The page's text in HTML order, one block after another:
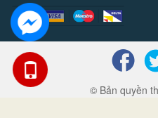
© Bản quyền